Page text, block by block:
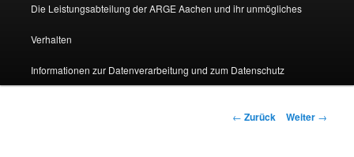
Die Leistungsabteilung der ARGE Aachen und ihr unmögliches
Verhalten
Informationen zur Datenverarbeitung und zum Datenschutz
Beitragsnavigation
← Zurück Weiter →